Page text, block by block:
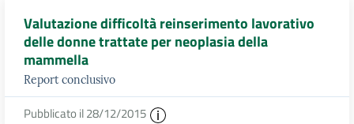
Valutazione difficoltà reinserimento lavorativo
delle donne trattate per neoplasia della
mammella
Report conclusivo
Pubblicato il 28/12/2015